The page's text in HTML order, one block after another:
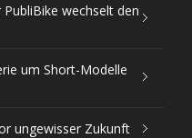
wechselt den
um Short-Modelle
ungewisser Zukunft